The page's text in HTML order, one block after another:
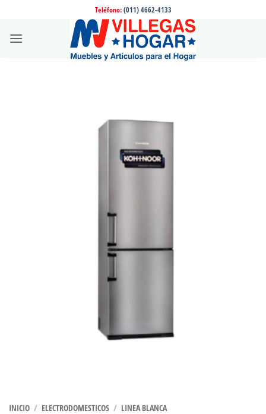
contenido
Teléfono: (011) 4662-4133
INICIO / ELECTRODOMESTICOS / LINEA BLANCA